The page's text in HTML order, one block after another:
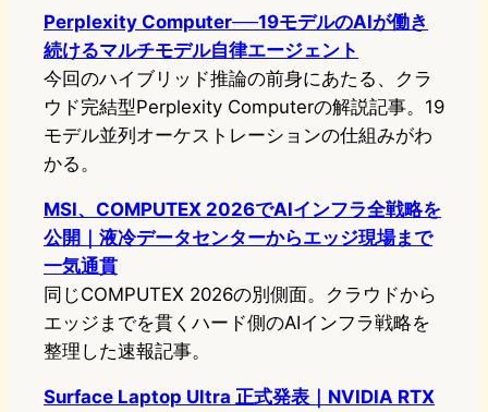
Perplexity Computer──19モデルのAIが働き
続けるマルチモデル自律エージェント
今回のハイブリッド推論の前身にあたる、クラ
ウド完結型Perplexity Computerの解説記事。19
モデル並列オーケストレーションの仕組みがわ
かる。
MSI、COMPUTEX 2026でAIインフラ全戦略を
公開｜液冷データセンターからエッジ現場まで
一気通貫
同じCOMPUTEX 2026の別側面。クラウドから
エッジまでを貫くハード側のAIインフラ戦略を
整理した速報記事。
Surface Laptop Ultra 正式発表｜NVIDIA RTX